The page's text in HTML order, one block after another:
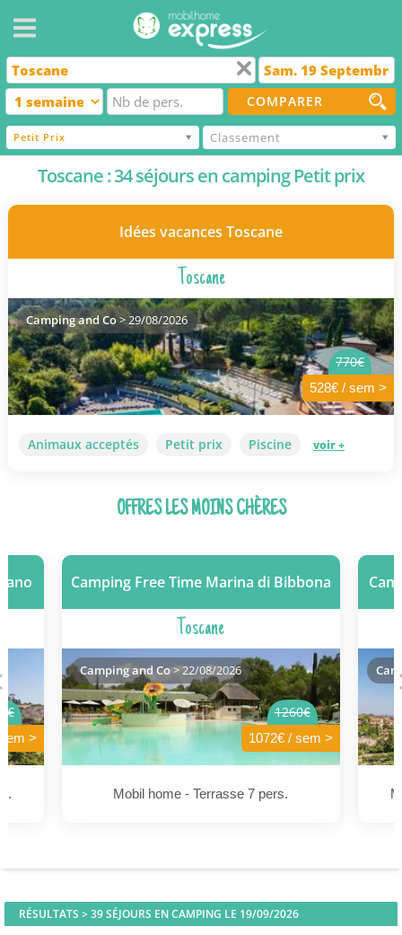
COMPARER
Petit Prix Classement
Toscane : 34 séjours en camping Petit prix
Idées vacances Toscane
Toscane
770€
528€ / sem >
Camping and Co> 29/08/2026
Animaux acceptés Petit prix Piscine voir +
OFFRES LES MOINS CHÈRES
>
Camping Free Time Marina di Bibbona
Toscane
1260€
1072€ / sem >
Camping and Co> 22/08/2026
Mobil home - Terrasse 7 pers.
RÉSULTATS >39SÉJOURS EN CAMPING LE 19/09/2026